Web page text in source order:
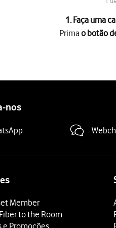
1. Faça uma
Primao botão
nos
Member
to the Room
e Promoções